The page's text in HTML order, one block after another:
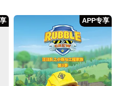
APP专享